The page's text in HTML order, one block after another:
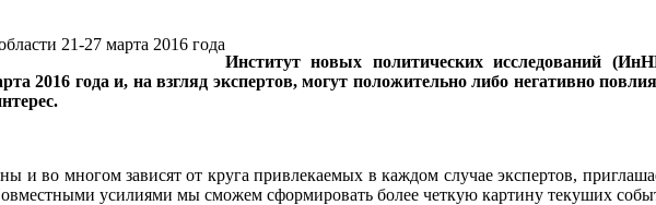
Институт новых политических исследований
2016 года и, на взгляд экспертов, могут положительно либо негативно
и во многом зависят от круга привлекаемых в каждом случае экспертов,
усилиями мы сможем сформировать более четкую картину текуших